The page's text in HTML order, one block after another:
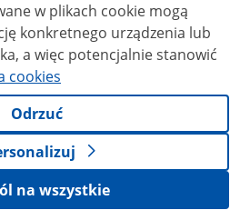
mogą zawierać adresy skrzynek
z odnośnika będącego adresem e-
jego danych (adres e-mail oraz
wiadomości) w celu przesłania
Szczegóły przetwarzania danych przez
ich politykach przetwarzania danych
publikowane w serwisie (z
treści audiowizualnych), są udostępniane
Creative Commons: uznanie autorstwa
warunkach 4.0 (CC BY-SA 4.0).
audiowizualne, w tym zdjęcia, materiały
są udostępniane na licencji typu
w plikach cookie mogą
konkretnego urządzenia lub
a więc potencjalnie stanowić
cookies
Odrzuć
na wszystkie